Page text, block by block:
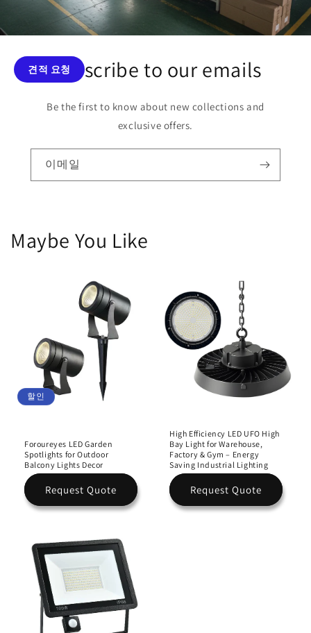
Subscribe to our emails
Be the first to know about new collections and
exclusive offers.
이메일
Maybe You Like
할인
Foroureyes LED Garden
Spotlights for Outdoor
Balcony Lights Decor
Request Quote
High Efficiency LED UFO High
Bay Light for Warehouse,
Factory & Gym – Energy
Saving Industrial Lighting
Request Quote
견적 요청